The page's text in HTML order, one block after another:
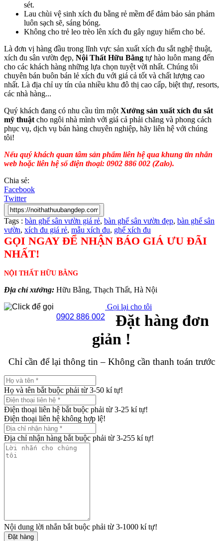
sét.
Lau chùi vệ sinh xích đu bằng rẻ mềm để đảm bảo sản phảm
luôn sạch sẽ, sáng bóng.
Không cho trẻ leo trèo lên xích đu gây nguy hiểm cho bé.
Là đơn vị hàng đầu trong lĩnh vực sản xuất xích đu sắt nghệ thuật,
xích đu sân vườn đẹp, Nội Thất Hữu Bằng tự hào luôn mang đến
cho các khách hàng những lựa chọn tuyệt vời nhất. Chúng tôi
chuyên bán buôn bán lẻ xích đu với giá cả tốt và chất lượng cao
nhất. Là địa chỉ uy tín của nhiều khu đô thị cao cấp, biệt thự, resorts,
các nhà hàng...
Quý khách đang có nhu cầu tìm một Xưởng sản xuất xích đu sắt
mỹ thuật cho ngôi nhà mình với giá cả phải chăng và phong cách
phục vụ, dịch vụ bán hàng chuyên nghiệp, hãy liên hệ với chúng
tôi!
Nếu quý khách quan tâm sản phẩm liên hệ qua khung tin nhắn
web hoặc liên hệ số điện thoại: 0902 886 002 (Zalo).
Chia sẻ:
Facebook
Twitter
Tags : bàn ghế sân vườn giá rẻ, bàn ghế sân vườn đẹp, bàn ghế sân
vườn, xích đu giá rẻ, mẫu xích đu, ghế xích đu
GỌI NGAY ĐỂ NHẬN BÁO GIÁ ƯU ĐÃI
NHẤT!
NỘI THẤT HỮU BẰNG
Địa chỉ xưởng: Hữu Bằng, Thạch Thất, Hà Nội
0902 886 002
Gọi lại cho tôi
Đặt hàng đơn
giản !
Chỉ cần để lại thông tin – Không cần thanh toán trước
Họ và tên bắt buộc phải từ 3-50 kí tự!
Điện thoại liên hệ bắt buộc phải từ 3-25 kí tự!
Điện thoại liên hệ không hợp lệ!
Địa chỉ nhận hàng bắt buộc phải từ 3-255 kí tự!
Nội dung lời nhắn bắt buộc phải từ 3-1000 kí tự!
Đặt hàng